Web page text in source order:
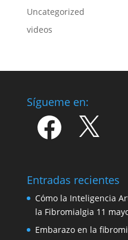
Uncategorized
videos
Sígueme en:
Facebook
Entradas recientes
Cómo la Inteligencia
la Fibromialgia 11
Embarazo en la